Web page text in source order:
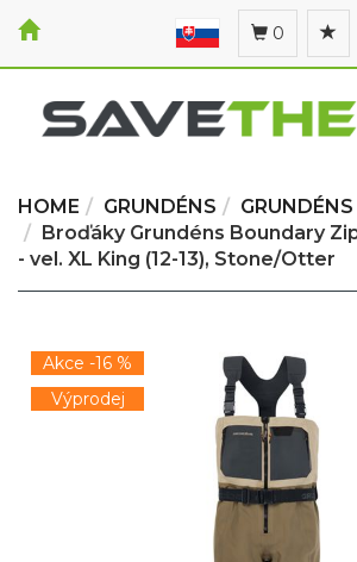
0
HOME GRUNDÉNS
Broďáky Grundéns Boundary
- vel. XL King (12-13), Stone/Otter
Akce -16 %
Výprodej